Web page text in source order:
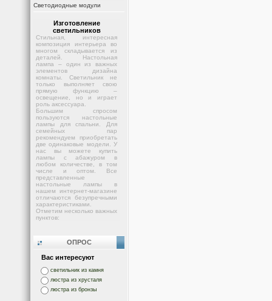
Светодиодные модули
Изготовление
светильников
Стильная, интересная
композиция интерьера во
многом складывается из
деталей. Настольная
лампа – один из важных
элементов дизайна
комнаты. Светильник не
только выполняет свою
прямую функцию –
освещение, но и играет
роль аксессуара.
Большим спросом
пользуются настольные
лампы для спальни. Для
семейных пар
рекомендуем приобретать
две одинаковые модели. У
нас вы можете купить
лампы с абажуром в
любом количестве, в том
числе и оптом. Все
представленные
настольные лампы в
нашем интернет-магазине
отличаются безупречными
характеристиками.
Отметим несколько важных
пунктов:
ОПРОС
Вас интересуют
светильник из камня
люстра из хрусталя
люстра из бронзы